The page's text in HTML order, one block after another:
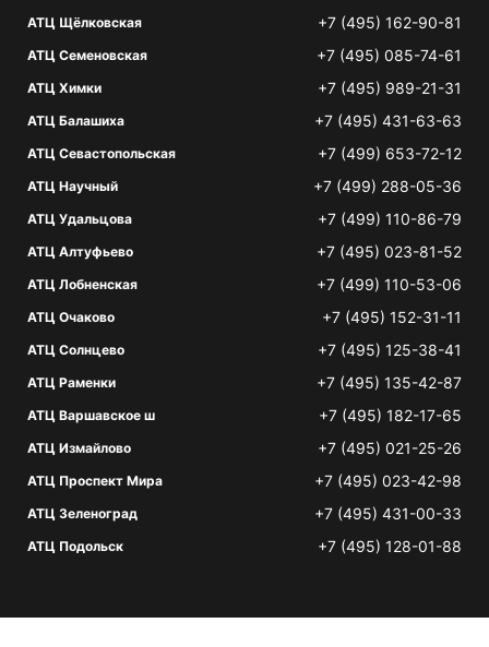
АТЦ Щёлковская +7 (495) 162-90-81
АТЦ Семеновская +7 (495) 085-74-61
АТЦ Химки +7 (495) 989-21-31
АТЦ Балашиха +7 (495) 431-63-63
АТЦ Севастопольская +7 (499) 653-72-12
АТЦ Научный +7 (499) 288-05-36
АТЦ Удальцова +7 (499) 110-86-79
АТЦ Алтуфьево +7 (495) 023-81-52
АТЦ Лобненская +7 (499) 110-53-06
АТЦ Очаково +7 (495) 152-31-11
АТЦ Солнцево +7 (495) 125-38-41
АТЦ Раменки +7 (495) 135-42-87
АТЦ Варшавское ш +7 (495) 182-17-65
АТЦ Измайлово +7 (495) 021-25-26
АТЦ Проспект Мира +7 (495) 023-42-98
АТЦ Зеленоград +7 (495) 431-00-33
АТЦ Подольск +7 (495) 128-01-88